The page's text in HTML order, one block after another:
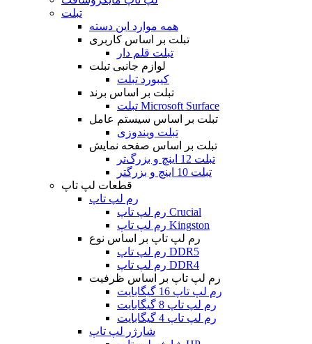
تبلت
همه موارد این دسته
تبلت بر اساس کاربری
تبلت قلم دار
لوازم جانبی تبلت
کیبورد تبلت
تبلت بر اساس برند
تبلت Microsoft Surface
تبلت بر اساس سیستم عامل
تبلت ویندوزی
تبلت بر اساس صفحه نمایش
تبلت 12 اینچ و بزرگ‌تر
تبلت 10 اینچ و بزرگتر
قطعات لپ تاپ
رم لپ تاپ
رم لپ تاپ Crucial
رم لپ تاپ Kingston
رم لپ تاپ بر اساس نوع
رم لپ تاپ DDR5
رم لپ تاپ DDR4
رم لپ تاپ بر اساس ظرفیت
رم لپ تاپ 16 گیگابایت
رم لپ تاپ 8 گیگابایت
رم لپ تاپ 4 گیگابایت
شارژر لپ تاپ